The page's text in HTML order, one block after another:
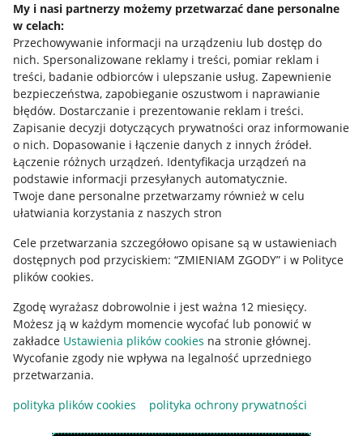
My i nasi partnerzy możemy przetwarzać dane personalne
w celach:
Przechowywanie informacji na urządzeniu lub dostęp do
nich. Spersonalizowane reklamy i treści, pomiar reklam i
treści, badanie odbiorców i ulepszanie usług. Zapewnienie
bezpieczeństwa, zapobieganie oszustwom i naprawianie
błędów. Dostarczanie i prezentowanie reklam i treści.
Zapisanie decyzji dotyczących prywatności oraz informowanie
o nich. Dopasowanie i łączenie danych z innych źródeł.
Łączenie różnych urządzeń. Identyfikacja urządzeń na
podstawie informacji przesyłanych automatycznie.
Twoje dane personalne przetwarzamy również w celu
ułatwiania korzystania z naszych stron
Cele przetwarzania szczegółowo opisane są w ustawieniach
dostępnych pod przyciskiem: “ZMIENIAM ZGODY” i w Polityce
plików cookies.
Zgodę wyrażasz dobrowolnie i jest ważna 12 miesięcy.
Możesz ją w każdym momencie wycofać lub ponowić w
zakładce Ustawienia plików cookies na stronie głównej.
Wycofanie zgody nie wpływa na legalność uprzedniego
przetwarzania.
polityka plików cookies
polityka ochrony prywatności
Allegro Gadane dla sprzedających
Allegro Gadane dla kupujących
Mapa miejscowości
Informacje prawne
Regulamin
Polityka plików "cookies"
Ustawienia plików "cookies"
Udostępnianie lokalizacji
Informacje dla Aktu o Usługach Cyfrowych
Pobierz aplikację